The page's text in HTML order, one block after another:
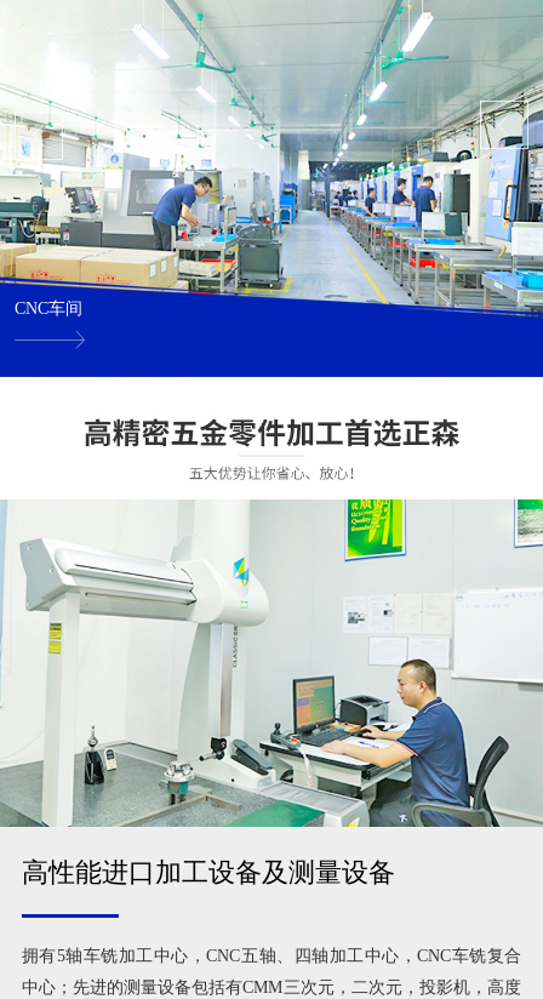
CNC车间
高性能进口加工设备及测量设备
拥有5轴车铣加工中心，CNC五轴、四轴加工中心，CNC车铣复合
中心；先进的测量设备包括有CMM三次元，二次元，投影机，高度